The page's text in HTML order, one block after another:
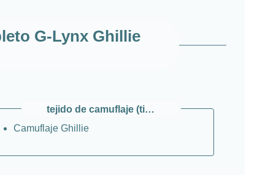
G-Lynx Ghillie
tejido de camuflaje (tipo)
Camuflaje Ghillie